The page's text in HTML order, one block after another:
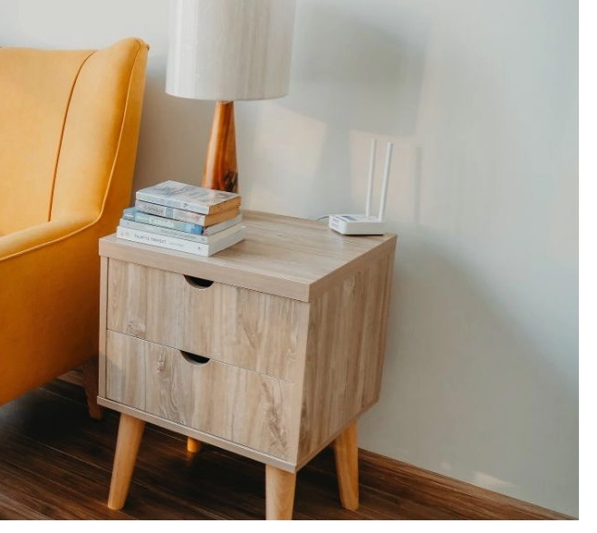
ZWIERZĘTA DOMOWE
RĘKODZIEŁO
ŚNIADANIA PRZYSTAWKI
DODATKI PRZETWORY INNE